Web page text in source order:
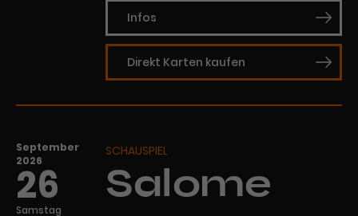
Infos
Direkt Karten kaufen
September
2026
26
Samstag
SCHAUSPIEL
Salome